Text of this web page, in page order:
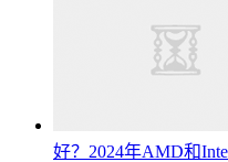
好？2024年AMD和